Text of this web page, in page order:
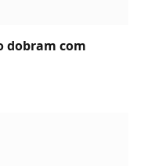
dobram com